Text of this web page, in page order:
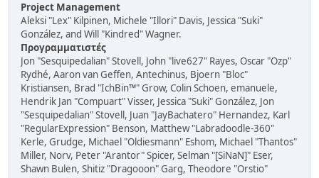
Project Management
Aleksi "Lex" Kilpinen, Michele "Illori" Davis, Jessica "Suki"
González, and Will "Kindred" Wagner.
Προγραμματιστές
Jon "Sesquipedalian" Stovell, John "live627" Rayes, Oscar "Ozp"
Rydhé, Aaron van Geffen, Antechinus, Bjoern "Bloc"
Kristiansen, Brad "IchBin™" Grow, Colin Schoen, emanuele,
Hendrik Jan "Compuart" Visser, Jessica "Suki" González, Jon
"Sesquipedalian" Stovell, Juan "JayBachatero" Hernandez, Karl
"RegularExpression" Benson, Matthew "Labradoodle-360"
Kerle, Grudge, Michael "Oldiesmann" Eshom, Michael "Thantos"
Miller, Norv, Peter "Arantor" Spicer, Selman "[SiNaN]" Eser,
Shawn Bulen, Shitiz "Dragooon" Garg, Theodore "Orstio"